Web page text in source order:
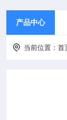
产品中心
当前位置：首